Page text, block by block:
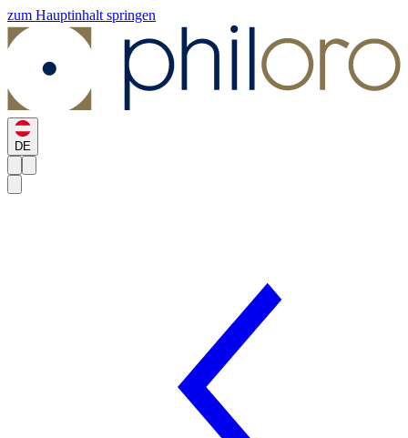
zum Hauptinhalt springen
DE